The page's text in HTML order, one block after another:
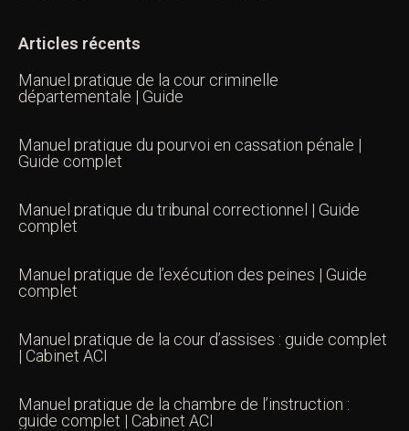
Articles récents
Manuel pratique de la cour criminelle
départementale | Guide
Manuel pratique du pourvoi en cassation pénale |
Guide complet
Manuel pratique du tribunal correctionnel | Guide
complet
Manuel pratique de l’exécution des peines | Guide
complet
Manuel pratique de la cour d’assises : guide complet
| Cabinet ACI
Manuel pratique de la chambre de l’instruction :
guide complet | Cabinet ACI